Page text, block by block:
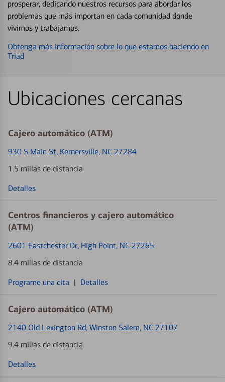
prosperar, dedicando nuestros recursos para abordar los
problemas que más importan en cada comunidad donde
vivimos y trabajamos.
Obtenga más información sobre lo que estamos haciendo en
Triad
Ubicaciones cercanas
Cajero automático (ATM)
930 S Main St, Kernersville, NC 27284
1.5 millas de distancia
Detalles
Centros financieros y cajero automático
(ATM)
2601 Eastchester Dr, High Point, NC 27265
8.4 millas de distancia
Programe una cita | Detalles
Cajero automático (ATM)
2140 Old Lexington Rd, Winston Salem, NC 27107
9.4 millas de distancia
Detalles